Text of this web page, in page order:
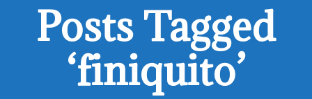
Posts Tagged
‘finiquito’